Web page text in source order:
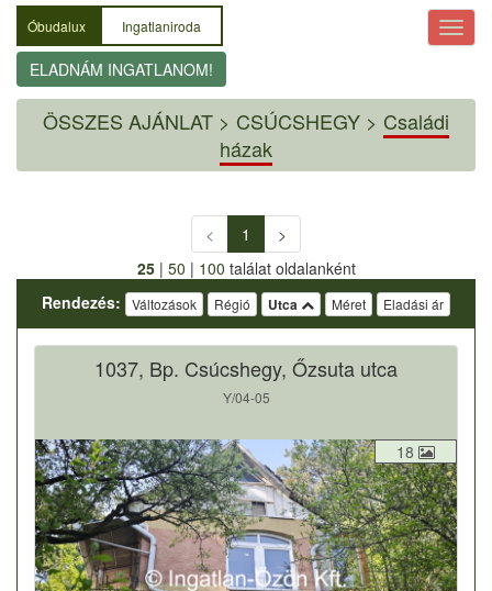
Óbudalux Ingatlaniroda
ELADNÁM INGATLANOM!
ÖSSZES AJÁNLAT > CSÚCSHEGY > Családi
házak
< 1
>
25| 50 | 100 találat oldalanként
Rendezés:
Változások Régió Utca Méret Eladási ár
1037, Bp. Csúcshegy, Őzsuta utca
Y/04-05
18